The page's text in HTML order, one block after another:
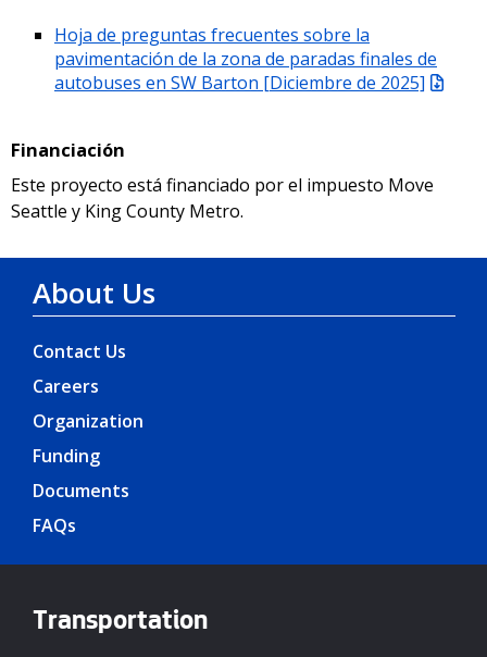
Hoja de preguntas frecuentes sobre la
pavimentación de la zona de paradas finales de
autobuses en SW Barton [Diciembre de 2025]
Financiación
Este proyecto está financiado por el impuesto Move
Seattle y King County Metro.
About Us
Contact Us
Careers
Organization
Funding
Documents
FAQs
Transportation